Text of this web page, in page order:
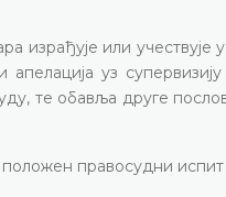
израђује или
уз
те обавља друге
правосудни